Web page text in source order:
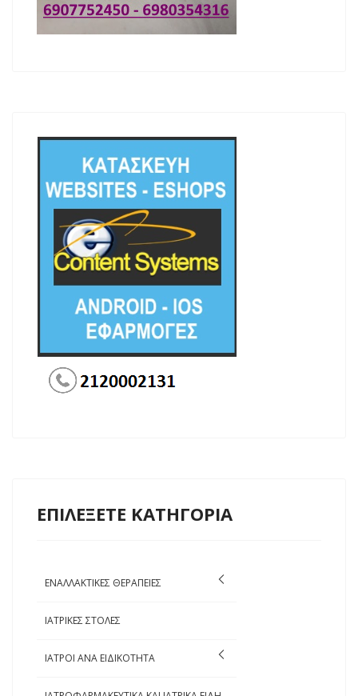
ΕΠΙΛΕΞΕΤΕ ΚΑΤΗΓΟΡΙΑ
ΕΝΑΛΛΑΚΤΙΚΕΣ ΘΕΡΑΠΕΙΕΣ
ΙΑΤΡΙΚΕΣ ΣΤΟΛΕΣ
ΙΑΤΡΟΙ ΑΝΑ ΕΙΔΙΚΟΤΗΤΑ